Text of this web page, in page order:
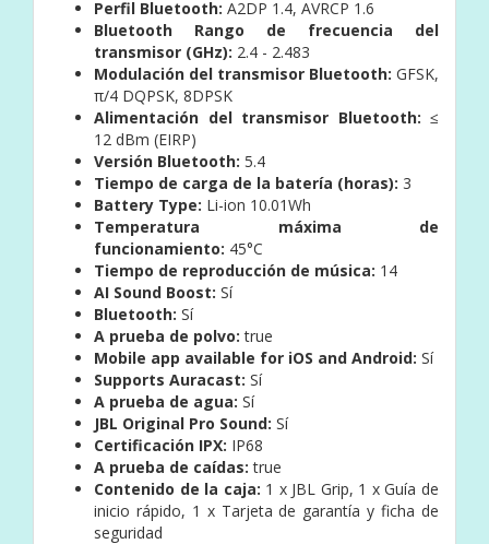
Perfil Bluetooth: A2DP 1.4, AVRCP 1.6
Bluetooth Rango de frecuencia del
transmisor (GHz): 2.4 - 2.483
Modulación del transmisor Bluetooth: GFSK,
π/4 DQPSK, 8DPSK
Alimentación del transmisor Bluetooth: ≤
12 dBm (EIRP)
Versión Bluetooth: 5.4
Tiempo de carga de la batería (horas): 3
Battery Type: Li-ion 10.01Wh
Temperatura máxima de
funcionamiento: 45°C
Tiempo de reproducción de música: 14
AI Sound Boost: Sí
Bluetooth: Sí
A prueba de polvo: true
Mobile app available for iOS and Android: Sí
Supports Auracast: Sí
A prueba de agua: Sí
JBL Original Pro Sound: Sí
Certificación IPX: IP68
A prueba de caídas: true
Contenido de la caja: 1 x JBL Grip, 1 x Guía de
inicio rápido, 1 x Tarjeta de garantía y ficha de
seguridad